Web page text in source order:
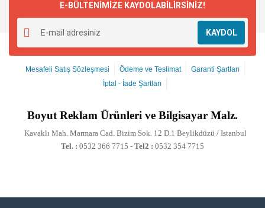
E-BÜLTENİMİZE KAYDOLABİLİRSİNİZ!
KAYDOL
Mesafeli Satış Sözleşmesi Ödeme ve Teslimat
Garanti Şartları
İptal - İade Şartları
Boyut Reklam Ürünleri ve Bilgisayar Malz.
Kavaklı Mah. Marmara Cad. Bizim Sok. 12 D.1 Beylikdüzü / Istanbul
Tel. : 0532 366 7715 - Tel2 : 0532 354 7715